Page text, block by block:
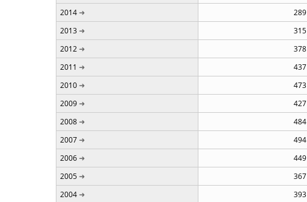
2014
289
2013
315
2012
378
2011
437
2010
473
2009
427
2008
484
2007
494
2006
449
2005
367
2004
393